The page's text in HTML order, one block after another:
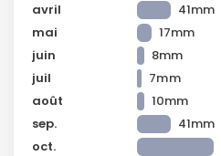
avril
41mm
mai
17mm
juin
8mm
juil
7mm
août
10mm
sep.
41mm
oct.